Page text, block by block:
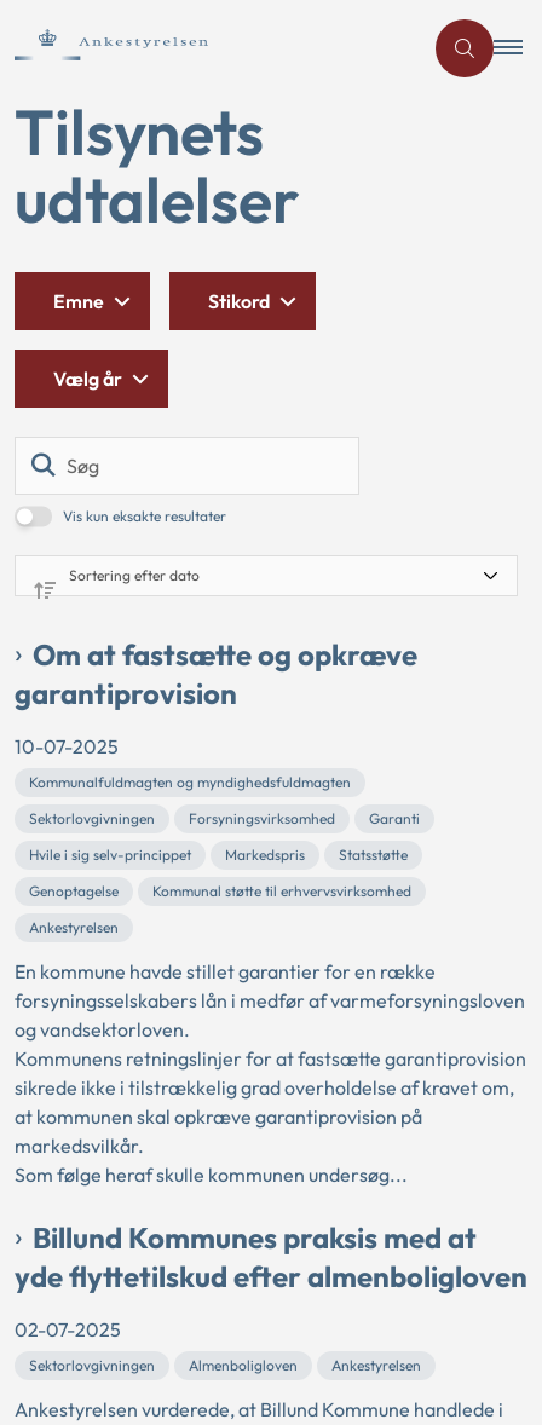
Tilsynets
udtalelser
Vis kun eksakte resultater
Emne Stikord
Vælg år
Om at fastsætte og opkræve
garantiprovision
10-07-2025
Kommunalfuldmagten og myndighedsfuldmagten
Sektorlovgivningen
Forsyningsvirksomhed
Garanti
Hvile i sig selv-princippet
Markedspris
Statsstøtte
Genoptagelse
Kommunal støtte til erhvervsvirksomhed
Ankestyrelsen
En kommune havde stillet garantier for en række
forsyningsselskabers lån i medfør af varmeforsyningsloven
og vandsektorloven.
Kommunens retningslinjer for at fastsætte garantiprovision
sikrede ikke i tilstrækkelig grad overholdelse af kravet om,
at kommunen skal opkræve garantiprovision på
markedsvilkår.
Som følge heraf skulle kommunen undersøg...
Billund Kommunes praksis med at
yde flyttetilskud efter almenboligloven
02-07-2025
Sektorlovgivningen Almenboligloven Ankestyrelsen
Ankestyrelsen vurderede, at Billund Kommune handlede i